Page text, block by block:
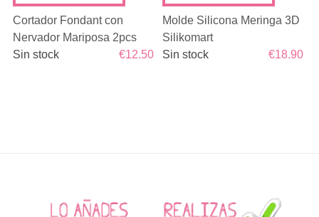
Cortador Fondant con
Nervador Mariposa 2pcs
€12.50
Sin stock
Molde Silicona Meringa 3D
Silikomart
€18.90
Sin stock